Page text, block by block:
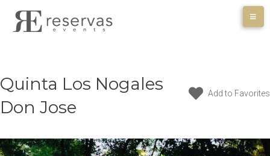
Quinta Los Nogales
Don Jose
Add to Favorites